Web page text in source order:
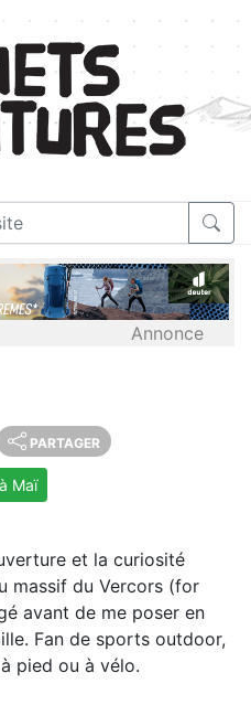
Annonce
PARTAGER
Maï
et la curiosité
massif du Vercors (for
avant de me poser en
Fan de sports outdoor,
pied ou à vélo.